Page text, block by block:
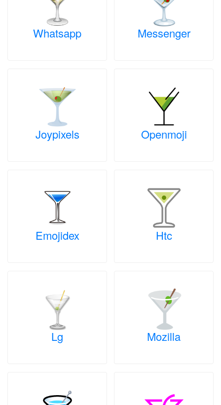
Whatsapp Messenger
Joypixels Openmoji
Emojidex Htc
Lg Mozilla